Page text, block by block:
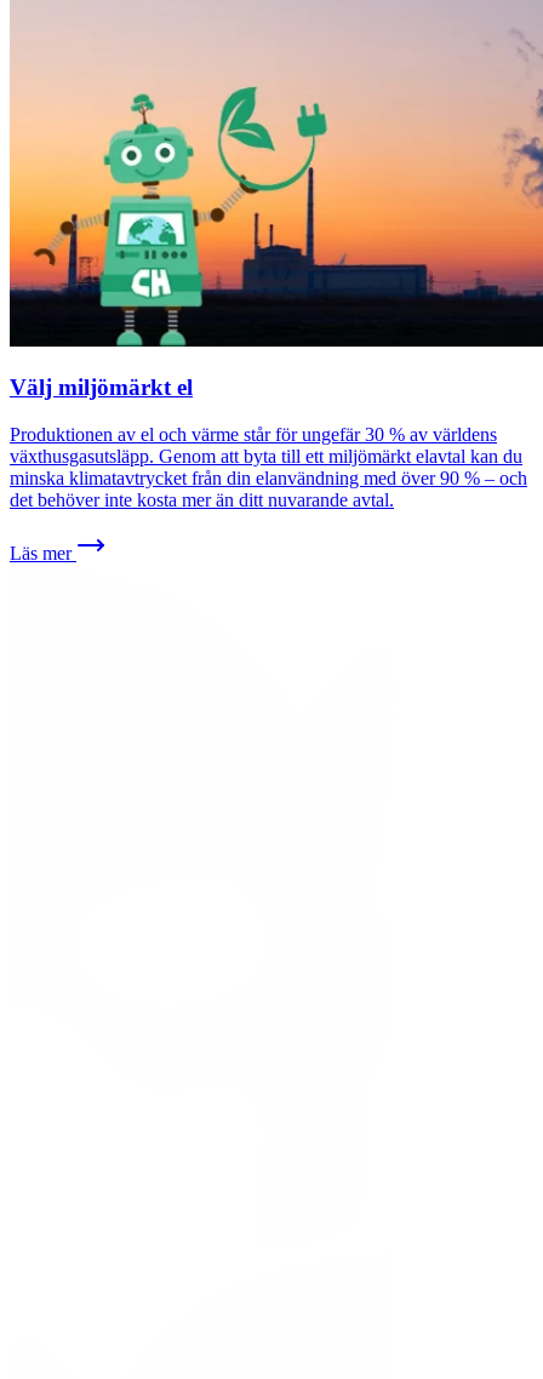
Välj miljömärkt el
Produktionen av el och värme står för ungefär 30 % av världens
växthusgasutsläpp. Genom att byta till ett miljömärkt elavtal kan du
minska klimatavtrycket från din elanvändning med över 90 % – och
det behöver inte kosta mer än ditt nuvarande avtal.
Läs mer